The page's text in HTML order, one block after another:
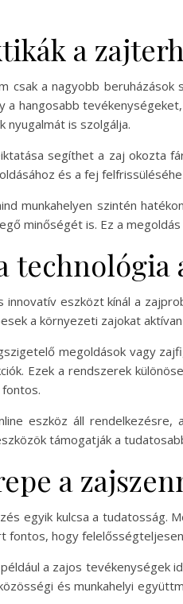
a
csak a nagyobb
hangosabb
nyugalmát is szolgálja.
segíthet a zaj okozta
és a fej
munkahelyen szintén
minőségét is. Ez a
technológia
innovatív eszközt kínál a
a környezeti zajokat
megoldások vagy
Ezek a rendszerek
eszköz áll
támogatják a
a
egyik kulcsa a tudatosság.
fontos, hogy
a zajos
és munkahelyi